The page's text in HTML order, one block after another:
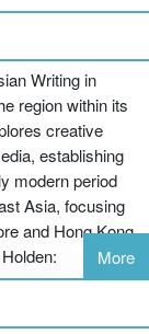
Writing in
region within its
creative
establishing
modern period
Asia, focusing
and Hong Kong.
creative writing in
More